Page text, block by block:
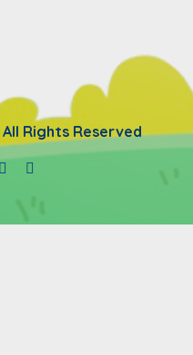
Rights Reserved